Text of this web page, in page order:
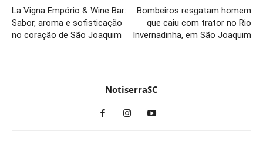
La Vigna Empório & Wine Bar:
Sabor, aroma e sofisticação
no coração de São Joaquim
Bombeiros resgatam homem
que caiu com trator no Rio
Invernadinha, em São Joaquim
NotiserraSC